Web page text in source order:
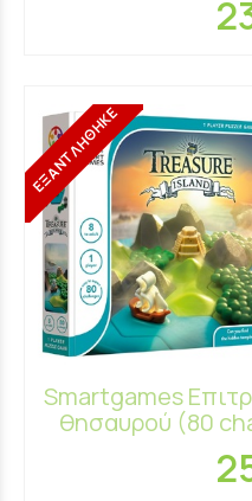
ΕΞΑΝΤΛΗΘΗΚΕ
Smartgames
θησαυρού (80